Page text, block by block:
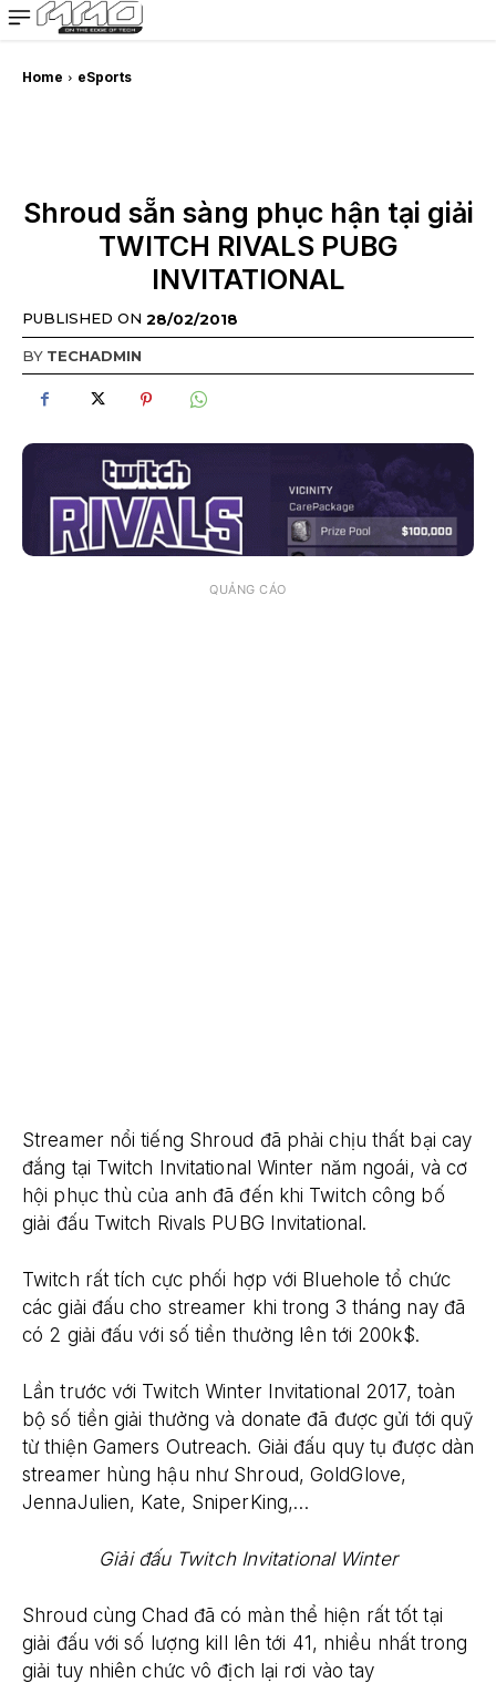
MMOSITE - Thông tin công nghệ
Bài viết nổi bật
Home eSports
Shroud sẵn sàng phục hận tại giải
TWITCH RIVALS PUBG
INVITATIONAL
PUBLISHED ON 28/02/2018
BY TECHADMIN
QUẢNG CÁO
Streamer nổi tiếng Shroud đã phải chịu thất bại cay
đắng tại Twitch Invitational Winter năm ngoái, và cơ
hội phục thù của anh đã đến khi Twitch công bố
giải đấu Twitch Rivals PUBG Invitational.
Twitch rất tích cực phối hợp với Bluehole tổ chức
các giải đấu cho streamer khi trong 3 tháng nay đã
có 2 giải đấu với số tiền thưởng lên tới 200k$.
Lần trước với Twitch Winter Invitational 2017, toàn
bộ số tiền giải thưởng và donate đã được gửi tới quỹ
từ thiện Gamers Outreach. Giải đấu quy tụ được dàn
streamer hùng hậu như Shroud, GoldGlove,
JennaJulien, Kate, SniperKing,…
Giải đấu Twitch Invitational Winter
Shroud cùng Chad đã có màn thể hiện rất tốt tại
giải đấu với số lượng kill lên tới 41, nhiều nhất trong
giải tuy nhiên chức vô địch lại rơi vào tay